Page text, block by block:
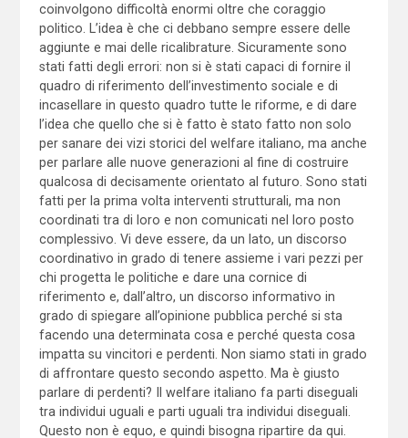
coinvolgono difficoltà enormi oltre che coraggio
politico. L’idea è che ci debbano sempre essere delle
aggiunte e mai delle ricalibrature. Sicuramente sono
stati fatti degli errori: non si è stati capaci di fornire il
quadro di riferimento dell’investimento sociale e di
incasellare in questo quadro tutte le riforme, e di dare
l’idea che quello che si è fatto è stato fatto non solo
per sanare dei vizi storici del welfare italiano, ma anche
per parlare alle nuove generazioni al fine di costruire
qualcosa di decisamente orientato al futuro. Sono stati
fatti per la prima volta interventi strutturali, ma non
coordinati tra di loro e non comunicati nel loro posto
complessivo. Vi deve essere, da un lato, un discorso
coordinativo in grado di tenere assieme i vari pezzi per
chi progetta le politiche e dare una cornice di
riferimento e, dall’altro, un discorso informativo in
grado di spiegare all’opinione pubblica perché si sta
facendo una determinata cosa e perché questa cosa
impatta su vincitori e perdenti. Non siamo stati in grado
di affrontare questo secondo aspetto. Ma è giusto
parlare di perdenti? Il welfare italiano fa parti diseguali
tra individui uguali e parti uguali tra individui diseguali.
Questo non è equo, e quindi bisogna ripartire da qui.